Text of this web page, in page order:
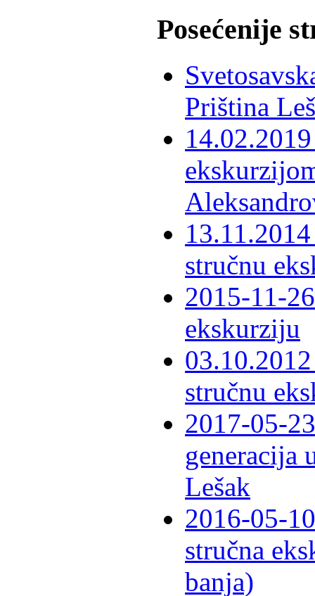
Posećenije
Priština
stručnu
2015-11-
ekskurziju
stručnu
2017-05-
generacija
Lešak
2016-05-
stručna
banja)